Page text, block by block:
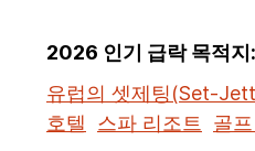
2026 인기 급락 목적지
유럽의 셋제팅(Set-
호텔
스파 리조트
골